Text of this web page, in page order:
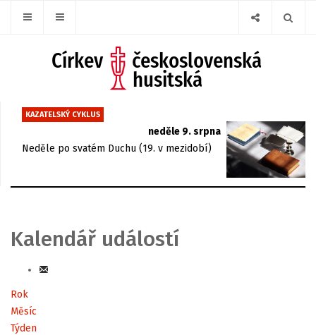
KAZATELSKÝ CYKLUS
neděle 9. srpna
Neděle po svatém Duchu (19. v mezidobí)
Kalendář událostí
Rok
Měsíc
Týden